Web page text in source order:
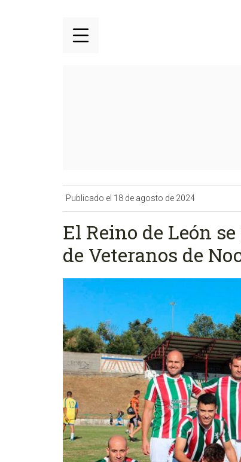
Publicado el 18 de agosto de 2024
El Reino de León
de Veteranos de